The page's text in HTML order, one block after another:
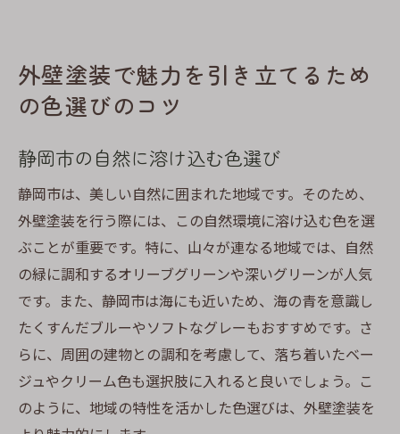
外壁塗装で魅力を引き立てるため
の色選びのコツ
静岡市の自然に溶け込む色選び
静岡市は、美しい自然に囲まれた地域です。そのため、
外壁塗装を行う際には、この自然環境に溶け込む色を選
ぶことが重要です。特に、山々が連なる地域では、自然
の緑に調和するオリーブグリーンや深いグリーンが人気
です。また、静岡市は海にも近いため、海の青を意識し
たくすんだブルーやソフトなグレーもおすすめです。さ
らに、周囲の建物との調和を考慮して、落ち着いたベー
ジュやクリーム色も選択肢に入れると良いでしょう。こ
のように、地域の特性を活かした色選びは、外壁塗装を